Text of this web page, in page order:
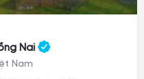
Nai
Nam